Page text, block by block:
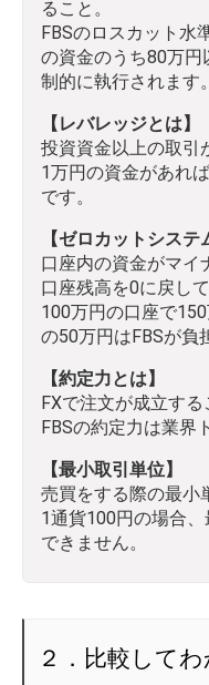
ること。
FBSのロスカット水
の資金のうち80万円
制的に執行されます。
【レバレッジとは】
投資資金以上の取引
1万円の資金があれ
です。
【ゼロカットシステ
口座内の資金がマイ
口座残高を0に戻し
100万円の口座で
の50万円はFBSが負
【約定力とは】
FXで注文が成立する
FBSの約定力は業界
【最小取引単位】
売買をする際の最小
1通貨100円の場合
できません。
２．比較して